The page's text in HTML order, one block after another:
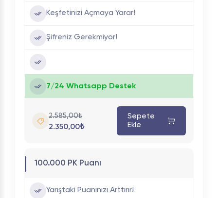
Keşfetinizi Açmaya Yarar!
Şifreniz Gerekmiyor!
7/24 Whatsapp Destek
2.585,00₺
2.350,00₺
Sepete
Ekle
100.000 PK Puanı
Yarıştaki Puanınızı Arttırır!